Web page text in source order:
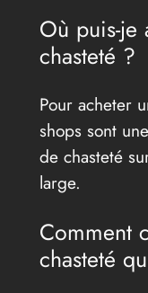
Où puis-je
chasteté ?
Pour acheter
shops sont
de chasteté
large.
Comment
chasteté